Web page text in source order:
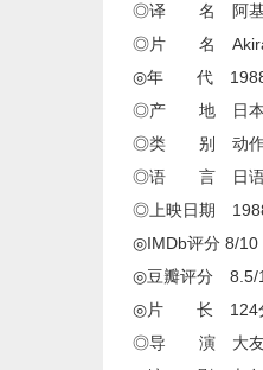
◎译 名 阿基拉/
◎片 名
◎年 代
◎产 地 日本
◎类 别 动作 /
◎语 言 日
◎上映日期
◎IMDb评分 8/10
◎豆瓣评分 8.5/
◎片 长 124
◎导 演 大友克